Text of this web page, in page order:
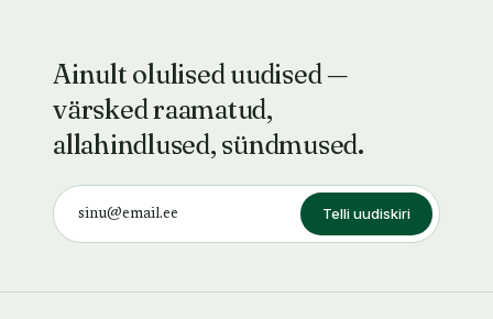
Ainult olulised uudised —
värsked raamatud,
allahindlused, sündmused.
Telli uudiskiri